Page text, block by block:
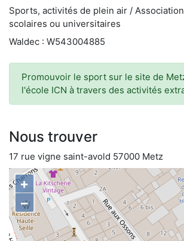
Sports, activités de plein air /
scolaires ou universitaires
Waldec : W543004885
Promouvoir le sport sur le site de
l'école ICN à travers des activités
Nous trouver
17 rue vigne saint-avold 57000 Metz
+
−